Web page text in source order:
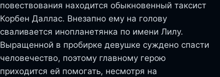
повествования находится обыкновенный таксист
Корбен Даллас. Внезапно ему на голову
сваливается инопланетянка по имени Лилу.
Выращенной в пробирке девушке суждено спасти
человечество, поэтому главному герою
приходится ей помогать, несмотря на